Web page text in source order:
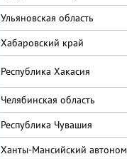
Ульяновская область
Хабаровский край
Республика Хакасия
Челябинская область
Республика Чувашия
Ханты-Мансийский